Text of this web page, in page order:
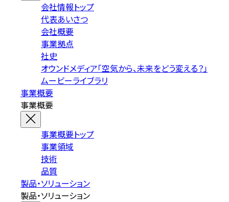
会社情報トップ
代表あいさつ
会社概要
事業拠点
社史
オウンドメディア「空気から、未来をどう変える？」
ムービーライブラリ
事業概要
事業概要
事業概要トップ
事業領域
技術
品質
製品・ソリューション
製品・ソリューション